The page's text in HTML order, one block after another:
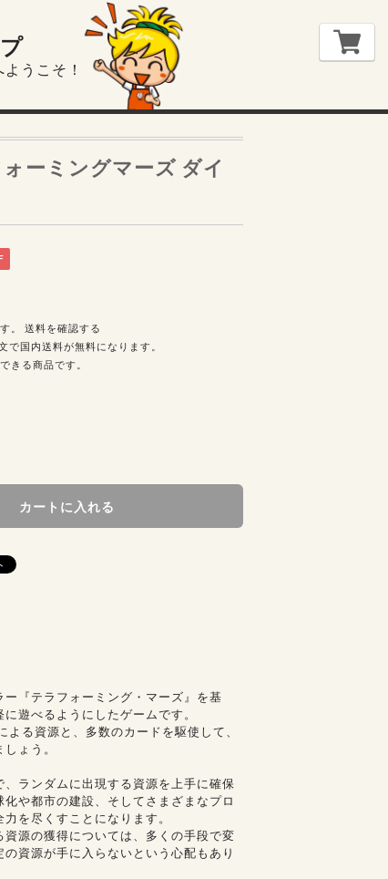
うこそ！
ーミングマーズ ダイ
。
送料を確認する
国内送料が無料になります。
きる商品です。
カートに入れる
ー『テラフォーミング・マーズ』を基
遊べるようにしたゲームです。
よる資源と、多数のカードを駆使して、
ょう。
、ランダムに出現する資源を上手に確保
化や都市の建設、そしてさまざまなプロ
を尽くすことになります。
資源の獲得については、多くの手段で変
資源が手に入らないという心配もあり